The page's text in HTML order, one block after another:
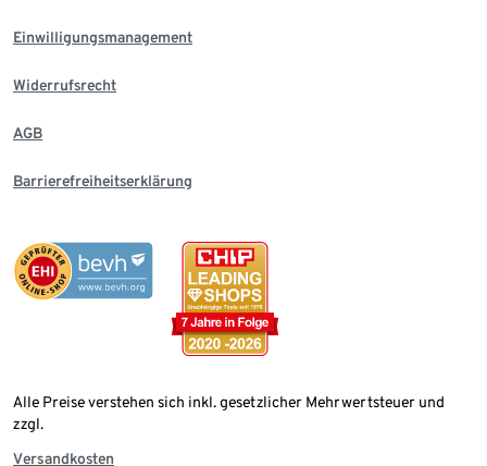
Einwilligungsmanagement
Widerrufsrecht
AGB
Barrierefreiheitserklärung
Alle Preise verstehen sich inkl. gesetzlicher Mehrwertsteuer und
zzgl.
Versandkosten